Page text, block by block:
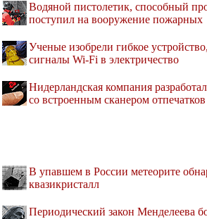
Водяной пистолетик, способный
поступил на вооружение пожарных
Ученые изобрели гибкое
сигналы Wi-Fi в электричество
Нидерландская компания
со встроенным сканером
В упавшем в России метеорите
квазикристалл
Периодический закон Менделеева